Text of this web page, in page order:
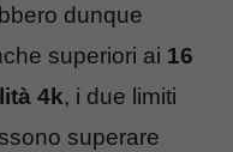
dunque
superiori ai 16
4k, i due limiti
superare